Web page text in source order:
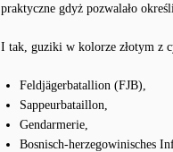
praktyczne gdyż pozwalało
I tak, guziki w kolorze złotym z
Feldjägerbatallion (FJB),
Sappeurbataillon,
Gendarmerie,
Bosnisch-herzegowinisches